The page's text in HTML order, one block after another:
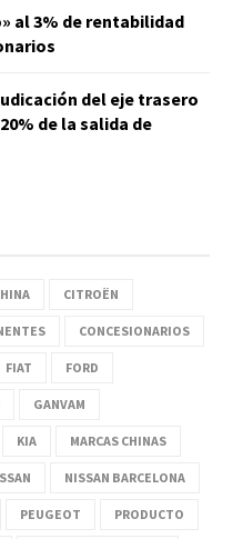
al 3% de rentabilidad
del eje trasero
de la salida de
CITROËN
CONCESIONARIOS
FIAT FORD
GANVAM
KIA MARCAS CHINAS
NISSAN BARCELONA
PEUGEOT PRODUCTO